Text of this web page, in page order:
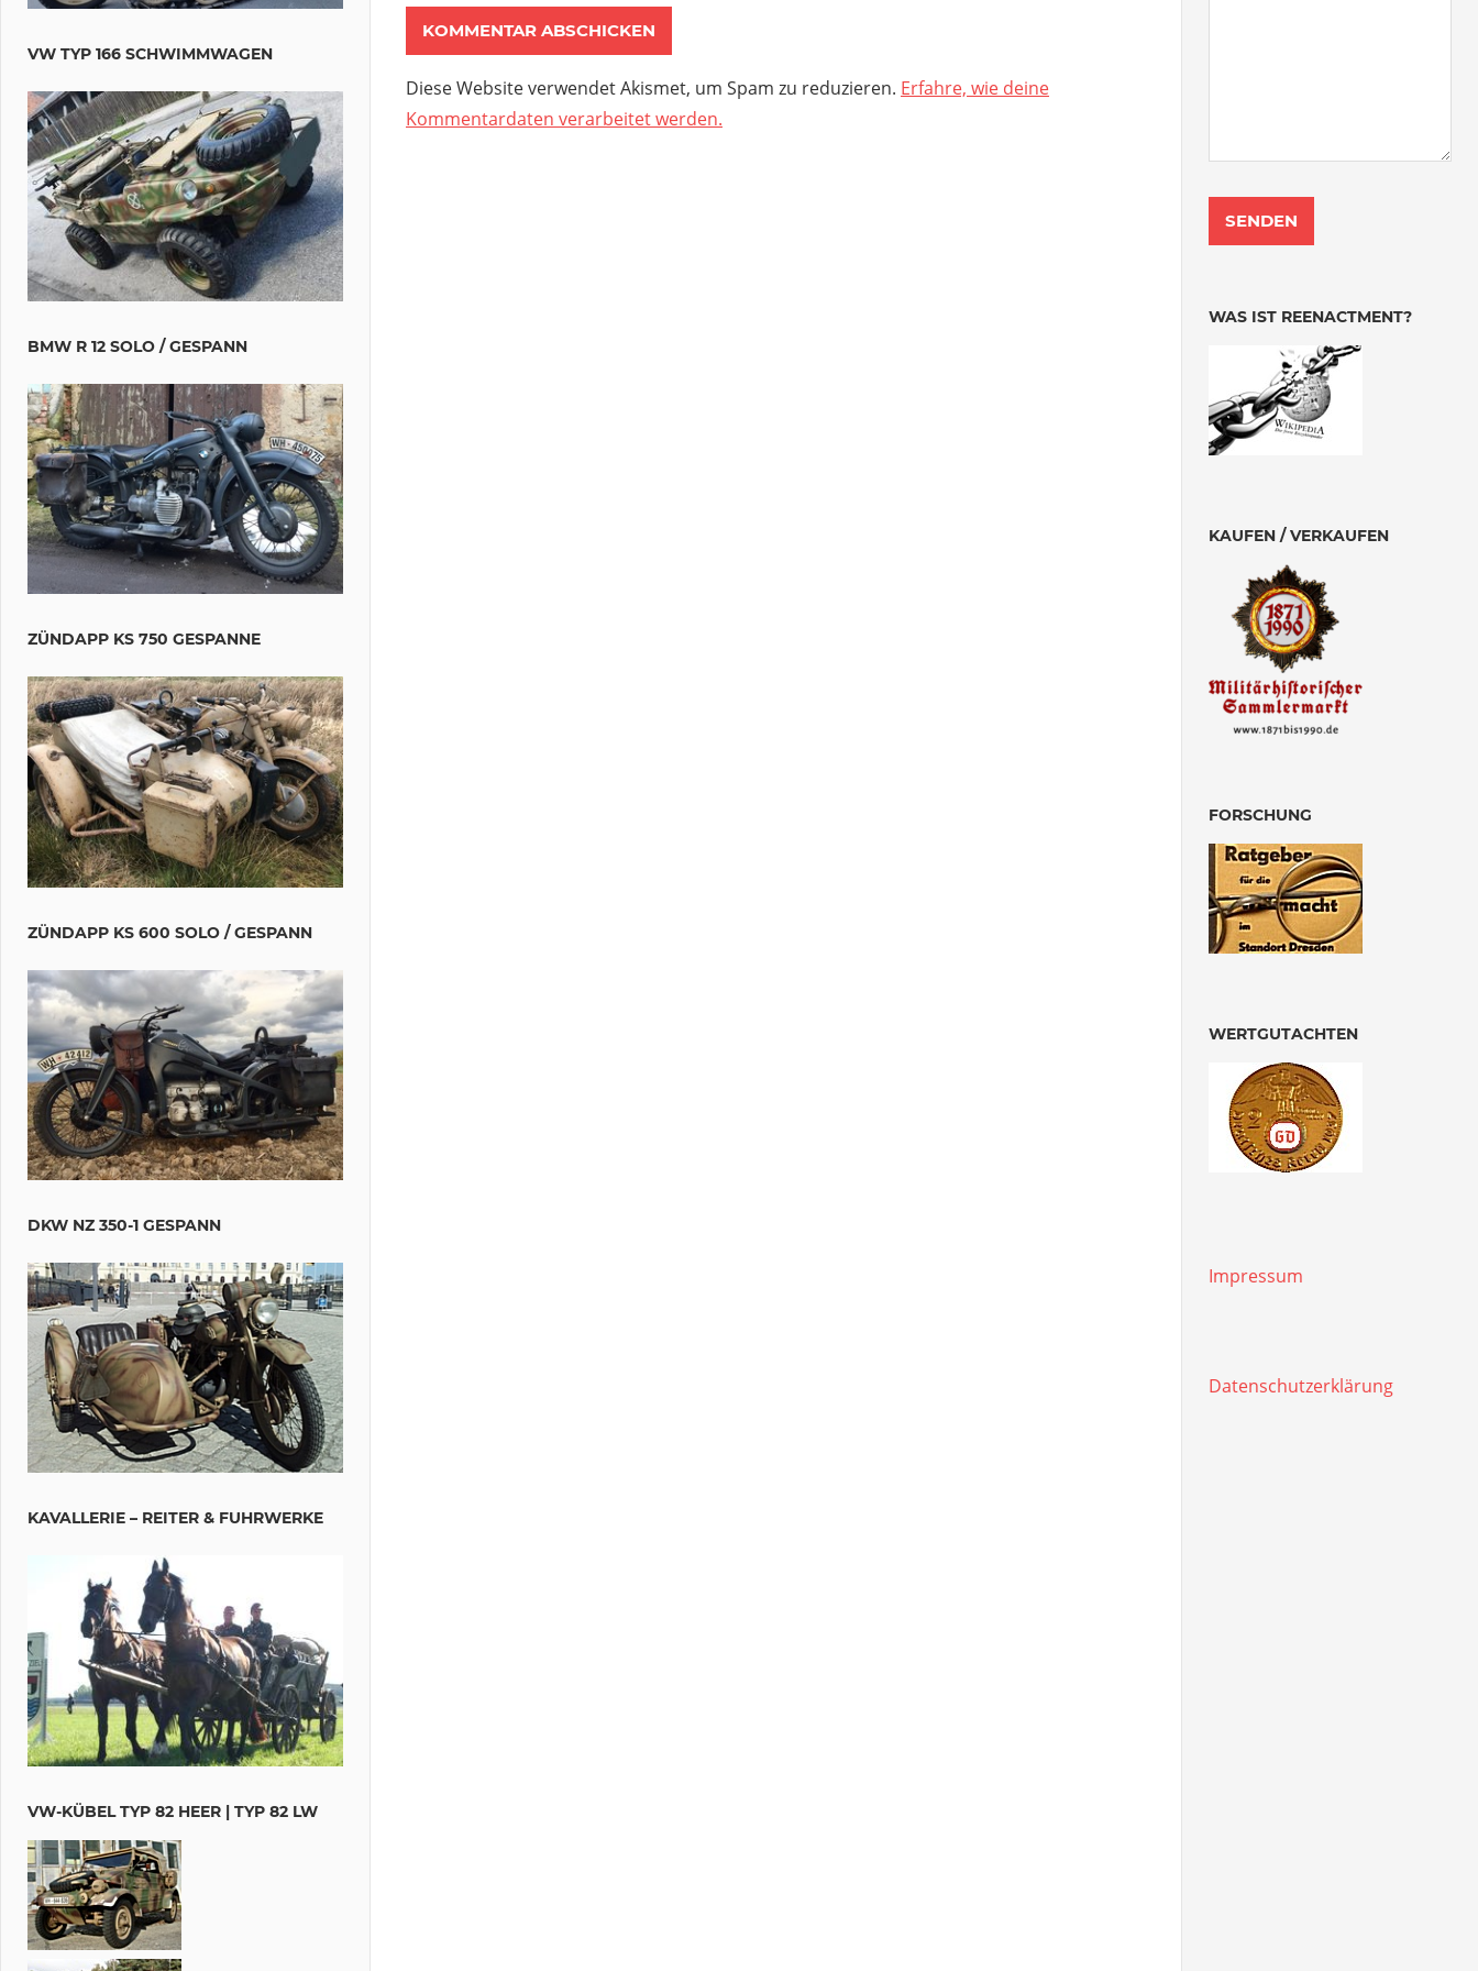
Diese Website verwendet Akismet, um Spam zu reduzieren. Erfahre, wie deine
Kommentardaten verarbeitet werden.
VW TYP 166 SCHWIMMWAGEN
BMW R 12 SOLO / GESPANN
ZÜNDAPP KS 750 GESPANNE
ZÜNDAPP KS 600 SOLO / GESPANN
DKW NZ 350-1 GESPANN
KAVALLERIE – REITER & FUHRWERKE
VW-KÜBEL TYP 82 HEER | TYP 82 LW
WAS IST REENACTMENT?
KAUFEN / VERKAUFEN
FORSCHUNG
WERTGUTACHTEN
Impressum
Datenschutzerklärung